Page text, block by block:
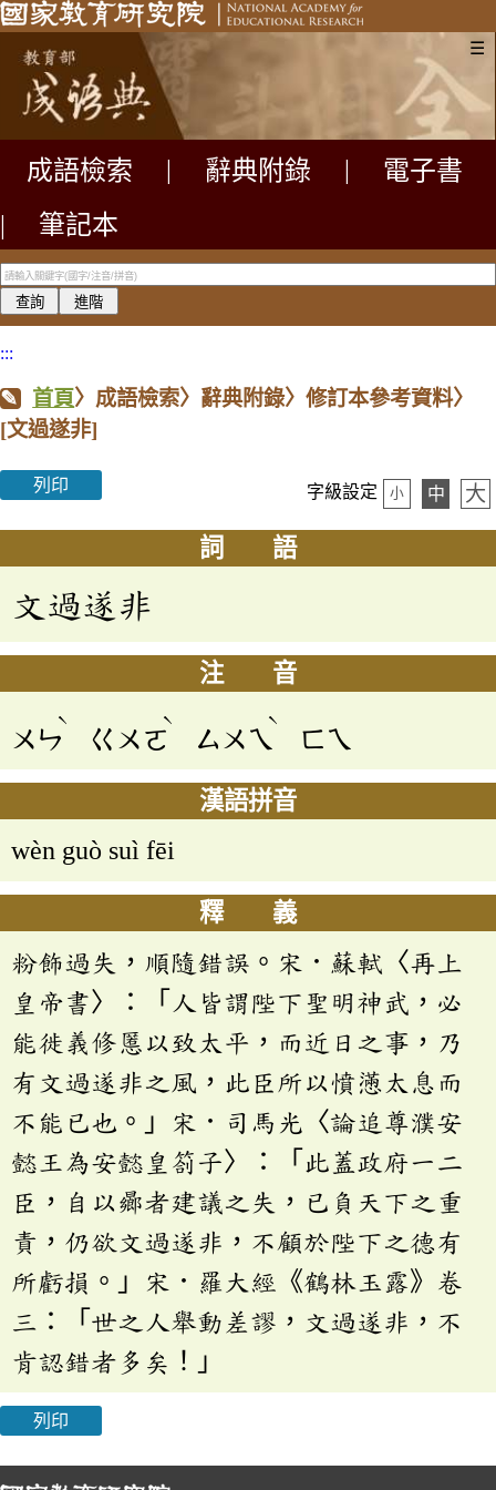
☰
成語檢索 辭典附錄
電子書
|
筆記本
:::
首頁〉成語檢索〉辭典附錄〉修訂本參考資料〉
[文過遂非]
列印 字級設定 小 中 大
詞 語
文過遂非
注 音
ㄨㄣ
ˋ
ㄍㄨㄛ
ˋ
ㄙㄨㄟ
ˋ
ㄈㄟ
漢語拼音
wèn guò suì fēi
釋 義
粉飾過失，順隨錯誤。宋．蘇軾〈再上
皇帝書〉：「人皆謂陛下聖明神武，必
能徙義修慝以致太平，而近日之事，乃
有文過遂非之風，此臣所以憤懣太息而
不能已也。」宋．司馬光〈論追尊濮安
懿王為安懿皇劄子〉：「此蓋政府一二
臣，自以曏者建議之失，已負天下之重
責，仍欲文過遂非，不顧於陛下之德有
所虧損。」宋．羅大經《鶴林玉露》卷
三：「世之人舉動差謬，文過遂非，不
肯認錯者多矣！」
列印